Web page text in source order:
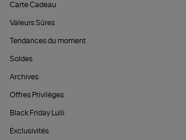
Carte Cadeau
Valeurs Sûres
Tendances du moment
Soldes
Archives
Offres Privilèges
Black Friday Lulli
Exclusivités